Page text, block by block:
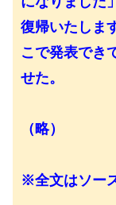
復帰いたしま
こで発表でき
せた。
（略）
※全文はソー